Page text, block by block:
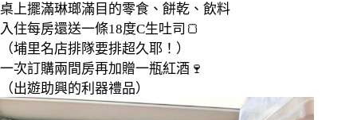
桌上擺滿琳瑯滿目的零食、餅乾、飲料
入住每房還送一條18度C生吐司 🍞
（埔里名店排隊要排超久耶！）
一次訂購兩間房再加贈一瓶紅酒 🍷
（出遊助興的利器禮品）